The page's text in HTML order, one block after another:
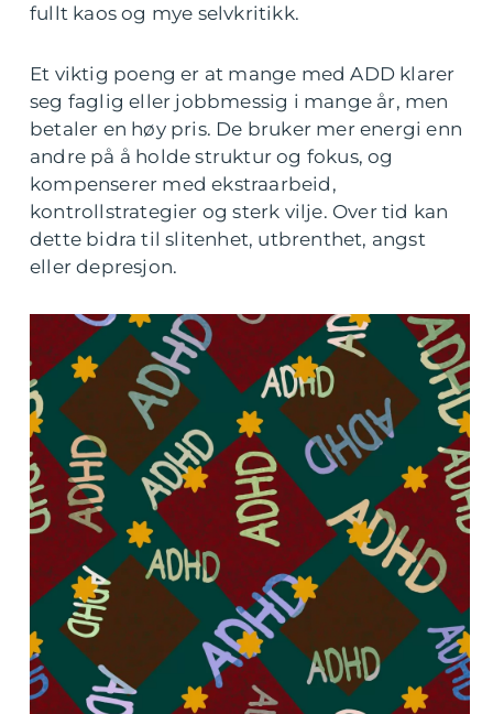
fullt kaos og mye selvkritikk.
Et viktig poeng er at mange med ADD klarer
seg faglig eller jobbmessig i mange år, men
betaler en høy pris. De bruker mer energi enn
andre på å holde struktur og fokus, og
kompenserer med ekstraarbeid,
kontrollstrategier og sterk vilje. Over tid kan
dette bidra til slitenhet, utbrenthet, angst
eller depresjon.